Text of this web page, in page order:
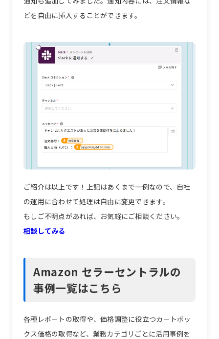
どを自由に挿入することができます。
ご紹介は以上です！上記はあくまで一例なので、自社
の運用に合わせて処理は自由に変更できます。
もしご不明点があれば、お気軽にご相談ください。
相談してみる
Amazon セラーセントラルの
事例一覧はこちら
各種レポートの取得や、価格調整に役立つカートボッ
クス価格の取得など、業務カテゴリごとに活用事例を